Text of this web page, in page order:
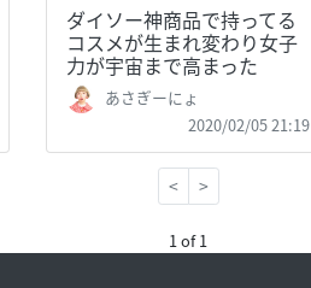
ダイソー神商品で持ってる
コスメが生まれ変わり女子
力が宇宙まで高まった
あさぎーにょ
2020/02/05 21:19
< >
1 of 1